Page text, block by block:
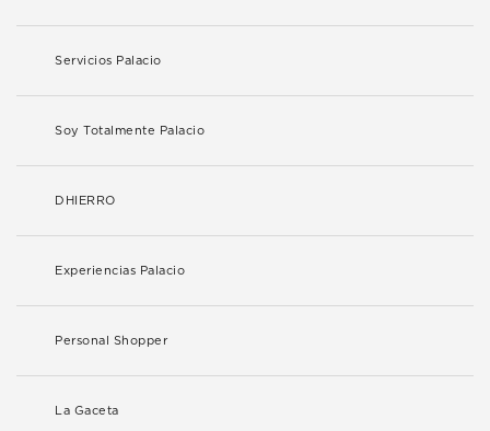
Servicios Palacio
Soy Totalmente Palacio
DHIERRO
Experiencias Palacio
Personal Shopper
La Gaceta